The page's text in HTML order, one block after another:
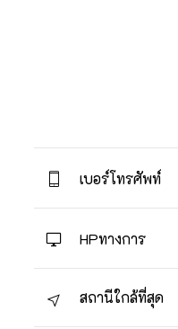
เบอร์โทรศัพท์
HPทางการ
สถานีใกล้ที่สุด